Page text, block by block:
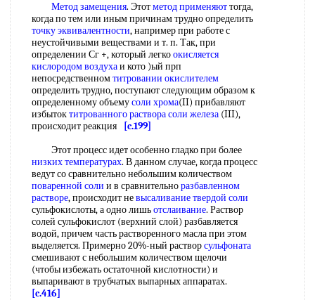
Метод замещения. Этотметод применяюттогда,
когда по тем или иным причинам трудно определить
точку эквивалентности, например при работе с
неустойчивыми веществами и т. п. Так, при
определении Сг +, который легкоокисляется
кислородом воздухаи кото )ый прп
непосредственномтитровании окислителем
определить трудно, поступают следующим образом к
определенному объемусоли хрома(II) прибавляют
избытоктитрованного раствора соли железа (III),
происходит реакция
[c.199]
Этот процесс идет особенно гладко при более
низких температурах. В данном случае, когда процесс
ведут со сравнительно небольшим количеством
поваренной соли и в сравнительноразбавленном
растворе, происходит невысаливаниетвердой соли
сульфокислоты, а одно лишьотслаивание. Раствор
солей сульфокислот (верхний слой) разбавляется
водой, причем часть растворенного масла при этом
выделяется. Примерно 20%-ный растворсульфоната
смешивают с небольшим количеством щелочи
(чтобы избежать остаточной кислотности) и
выпаривают в трубчатых выпарных аппаратах.
[c.416]